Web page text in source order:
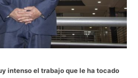
intenso el trabajo que le ha tocado